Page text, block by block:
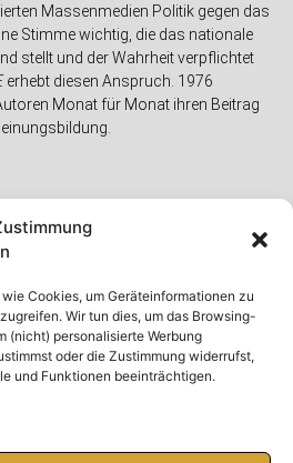
Cookies, um Geräteinformationen zu
Wir tun dies, um das Browsing-
(nicht) personalisierte Werbung
oder die Zustimmung widerrufst,
und Funktionen beeinträchtigen.
Massenmedien Politik gegen das
Stimme wichtig, die das nationale
stellt und der Wahrheit verpflichtet
erhebt diesen Anspruch. 1976
Monat für Monat ihren Beitrag
Rechtliches
Rechtliche Hinweise
Impressum
Datenschutzerklärung